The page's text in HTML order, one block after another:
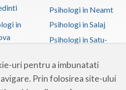
uri pentru a imbunatati
Prin folosirea site-ului
Psihologi in Neamt
in
Psihologi in Salaj
Psihologi in Satu-
in
Psihologi in
Teleorman